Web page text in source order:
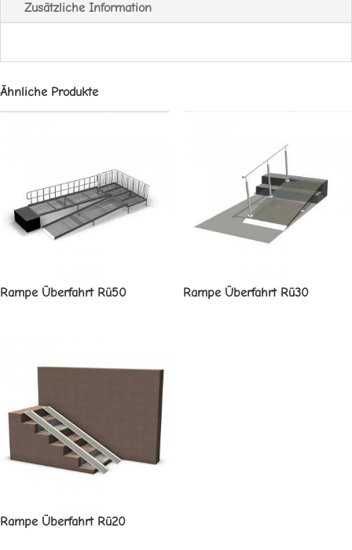
Zusätzliche Information
Ähnliche Produkte
Rampe Überfahrt Rü50 Rampe Überfahrt Rü30
Rampe Überfahrt Rü20